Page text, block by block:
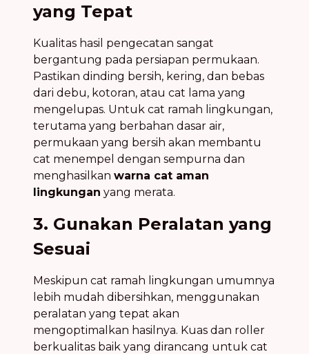
yang Tepat
Kualitas hasil pengecatan sangat
bergantung pada persiapan permukaan.
Pastikan dinding bersih, kering, dan bebas
dari debu, kotoran, atau cat lama yang
mengelupas. Untuk cat ramah lingkungan,
terutama yang berbahan dasar air,
permukaan yang bersih akan membantu
cat menempel dengan sempurna dan
menghasilkan warna cat aman
lingkungan yang merata.
3. Gunakan Peralatan yang
Sesuai
Meskipun cat ramah lingkungan umumnya
lebih mudah dibersihkan, menggunakan
peralatan yang tepat akan
mengoptimalkan hasilnya. Kuas dan roller
berkualitas baik yang dirancang untuk cat